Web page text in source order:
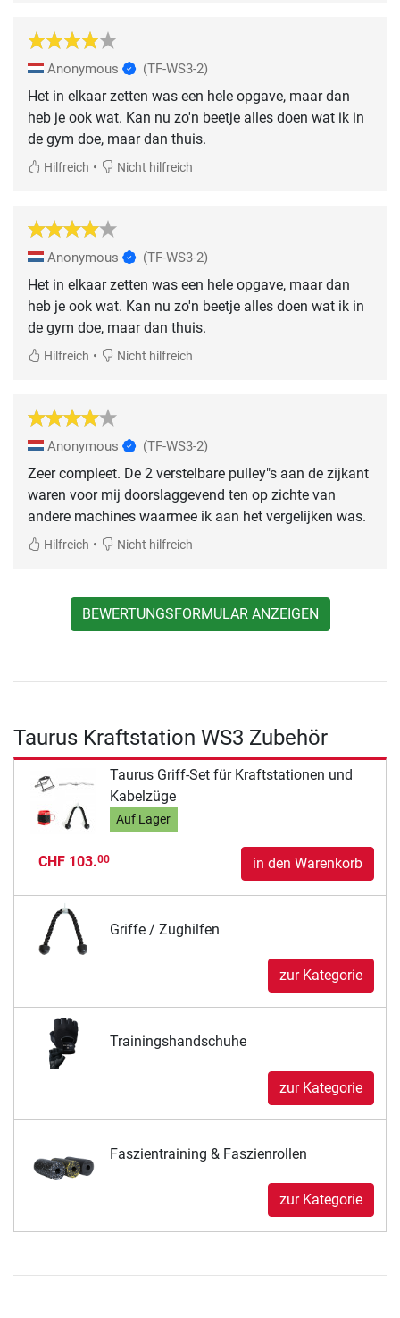
Anonymous (TF-WS3-2)
Het in elkaar zetten was een hele opgave, maar dan
heb je ook wat. Kan nu zo'n beetje alles doen wat ik in
de gym doe, maar dan thuis.
Hilfreich • Nicht hilfreich
Anonymous (TF-WS3-2)
Het in elkaar zetten was een hele opgave, maar dan
heb je ook wat. Kan nu zo'n beetje alles doen wat ik in
de gym doe, maar dan thuis.
Hilfreich • Nicht hilfreich
Anonymous (TF-WS3-2)
Zeer compleet. De 2 verstelbare pulley"s aan de zijkant
waren voor mij doorslaggevend ten op zichte van
andere machines waarmee ik aan het vergelijken was.
Hilfreich • Nicht hilfreich
BEWERTUNGSFORMULAR ANZEIGEN
Taurus Kraftstation WS3 Zubehör
Taurus Griff-Set für Kraftstationen und
Kabelzüge
Auf Lager
CHF 103.00 in den Warenkorb
Griffe / Zughilfen
zur Kategorie
Trainingshandschuhe
zur Kategorie
Faszientraining & Faszienrollen
zur Kategorie